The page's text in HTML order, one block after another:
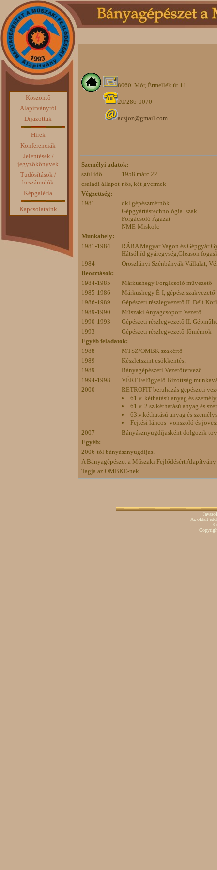
Köszöntő
Alapítványról
Díjazottak
Hírek
Konferenciák
Jelentések /
jegyzőkönyvek
Tudósítások /
beszámolók
Képgaléria
Kapcsolataink
8060. Mór, Érmellék út 11.
20/286-0070
acsjoz@gmail.com
Személyi adatok:
szül.idő
1958.márc.22.
családi állapot nős, két gyermek
Végzettség:
1981
okl.gépészmérnök
Gépgyártástechnológia .szak
Forgácsoló Ágazat
NME-Miskolc
Munkahely:
1981-1984
RÁBA Magyar Vagon és Gépgyár
Hátsóhíd gyáregység,Gleason
1984-
Oroszlányi Szénbányák Vállalat,
Beosztások:
1984-1985
Márkushegy Forgácsoló művezető
1985-1986
Márkushegy É-I, gépész szakvezető
1986-1989
Gépészeti részlegvezető II. Déli
1989-1990
Műszaki Anyagcsoport Vezető
1990-1993
Gépészeti részlegvezető II.
1993-
Gépészeti részlegvezető-főmérnök
Egyéb feladatok:
1988
MTSZ/OMBK szakértő
1989
Készletszint csökkentés.
1989
Bányagépészeti Vezetőtervező.
1994-1998
VÉRT Felügyelő Bizottság
2000-
RETROFIT beruházás gépészeti
61.v. kéthatású anyag és
61.v. 2.sz.kéthatású anyag és
63.v.kéthatású anyag és
Fejtési láncos- vonszoló és
2007-
Bányásznyugdíjasként dolgozik
Egyéb:
2006-tól bányásznyugdíjas.
A Bányagépészet a Műszaki Fejlődésért
Tagja az OMBKE-nek.
Az oldalt